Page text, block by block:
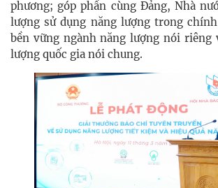
phương; góp phần cùng Đảng, Nhà
lượng sử dụng năng lượng trong
bền vững ngành năng lượng nói riêng
lượng quốc gia nói chung.